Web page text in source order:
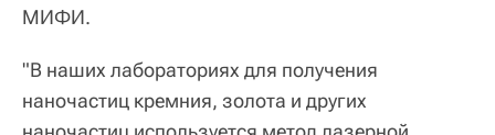
МИФИ.
"В наших лабораториях для получения
наночастиц кремния, золота и других